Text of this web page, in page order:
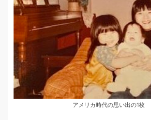
アメリカ時代の思い出の1枚